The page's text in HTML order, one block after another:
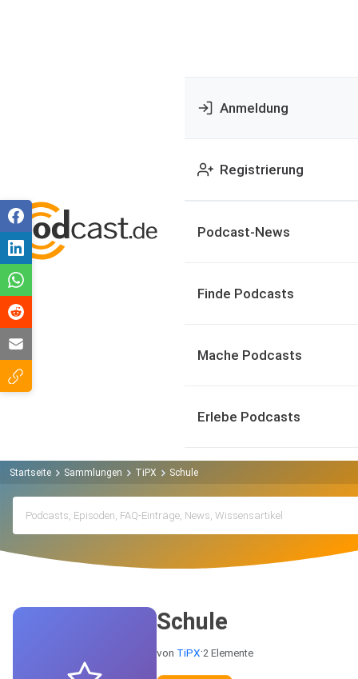
Anmeldung
Registrierung
Podcast-News
Finde Podcasts
Mache Podcasts
Erlebe Podcasts
Startseite Sammlungen TiPX Schule
Schule
von TiPX·2 Elemente